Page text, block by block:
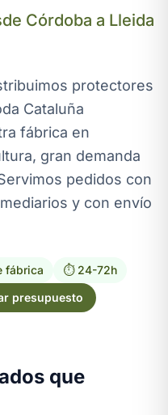
Córdoba a Lleida
protectores
Cataluña
fábrica en
gran demanda
pedidos con
y con envío
fábrica
⏱️ 24-72h
presupuesto
que